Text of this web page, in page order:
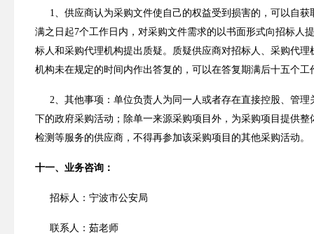
1、 供应商认为采购文件使自己的权益受到损害的，可以自
满之日起7个工作日内，对采购文件需求的以书面形式向招标人
标人和采购代理机构提出质疑。质疑供应商对招标人、采购代
机构未在规定的时间内作出答复的，可以在答复期满后十五个
2、 其他事项：单位负责人为同一人或者存在直接控股、管
下的政府采购活动；除单一来源采购项目外，为采购项目提供
检测等服务的供应商，不得再参加该采购项目的其他采购活动。
十一、业务咨询：
招标人 ： 宁波市公安局
联系人： 茹老师